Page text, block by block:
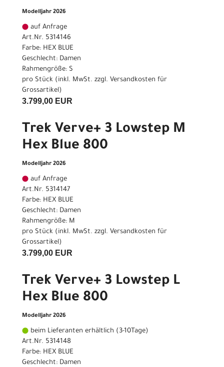
Modelljahr 2026
auf Anfrage
Art.Nr. 5314146
Farbe: HEX BLUE
Geschlecht: Damen
Rahmengröße: S
pro Stück (inkl. MwSt. zzgl. Versandkosten für
Grossartikel)
3.799,00 EUR
Trek Verve+ 3 Lowstep M
Hex Blue 800
Modelljahr 2026
auf Anfrage
Art.Nr. 5314147
Farbe: HEX BLUE
Geschlecht: Damen
Rahmengröße: M
pro Stück (inkl. MwSt. zzgl. Versandkosten für
Grossartikel)
3.799,00 EUR
Trek Verve+ 3 Lowstep L
Hex Blue 800
Modelljahr 2026
beim Lieferanten erhältlich (3-10Tage)
Art.Nr. 5314148
Farbe: HEX BLUE
Geschlecht: Damen